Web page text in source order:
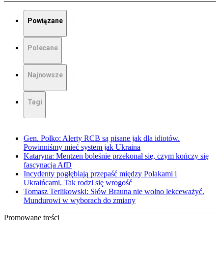
Powiązane
Polecane
Najnowsze
Tagi
Gen. Polko: Alerty RCB są pisane jak dla idiotów.
Powinniśmy mieć system jak Ukraina
Kataryna: Mentzen boleśnie przekonał się, czym kończy się
fascynacja AfD
Incydenty pogłębiają przepaść między Polakami i
Ukraińcami. Tak rodzi się wrogość
Tomasz Terlikowski: Słów Brauna nie wolno lekceważyć.
Mundurowi w wyborach do zmiany
Promowane treści